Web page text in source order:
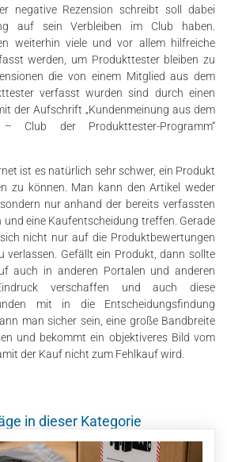
negative Rezension schreibt soll dabei
auf sein Verbleiben im Club haben.
weiterhin viele und vor allem hilfreiche
werden, um Produkttester bleiben zu
die von einem Mitglied aus dem
verfasst wurden sind durch einen
der Aufschrift „Kundenmeinung aus dem
Club der Produkttester-Programm“
ist es natürlich sehr schwer, ein Produkt
zu können. Man kann den Artikel weder
nur anhand der bereits verfassten
und eine Kaufentscheidung treffen. Gerade
nicht nur auf die Produktbewertungen
verlassen. Gefällt ein Produkt, dann sollte
auch in anderen Portalen und anderen
verschaffen und auch diese
mit in die Entscheidungsfindung
man sicher sein, eine große Bandbreite
und bekommt ein objektiveres Bild vom
der Kauf nicht zum Fehlkauf wird.
in dieser Kategorie